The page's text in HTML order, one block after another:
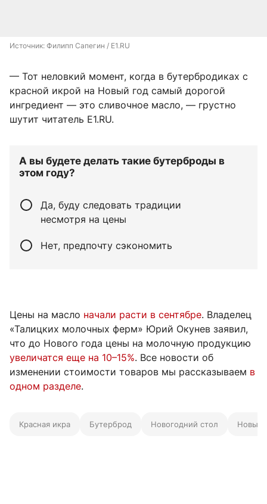
Источник: Филипп Сапегин / E1.RU
— Тот неловкий момент, когда в бутербродиках с
красной икрой на Новый год самый дорогой
ингредиент — это сливочное масло, — грустно
шутит читатель E1.RU.
А вы будете делать такие бутерброды в
этом году?
Да, буду следовать традиции
несмотря на цены
Нет, предпочту сэкономить
Цены на масло начали расти в сентябре. Владелец
«Талицких молочных ферм» Юрий Окунев заявил,
что до Нового года цены на молочную продукцию
увеличатся еще на 10–15%. Все новости об
изменении стоимости товаров мы рассказываем в
одном разделе.
Красная икра Бутерброд Новогодний стол Новый